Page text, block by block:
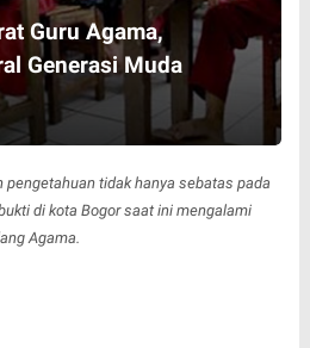
Guru Agama,
Generasi Muda
tidak hanya sebatas pada
di kota Bogor saat ini mengalami
Agama.